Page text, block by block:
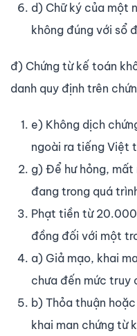
d) Chữ ký của một
không đúng với sổ
đ) Chứng từ kế toán
danh quy định trên
e) Không dịch
ngoài ra tiếng Việt
g) Để hư hỏng,
đang trong quá
Phạt tiền từ
đồng đối với một
a) Giả mạo, khai
chưa đến mức truy
b) Thỏa thuận
khai man chứng từ